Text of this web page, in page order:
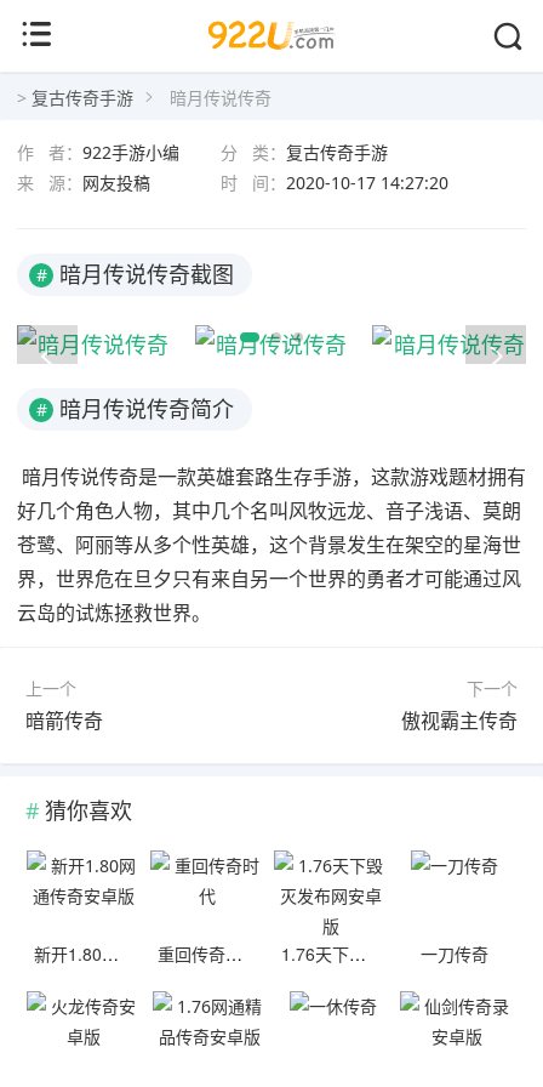
> 复古传奇手游 暗月传说传奇
暗月传说传奇
作 者： 922手游小编 分 类： 复古传奇手游
来 源： 网友投稿 时 间： 2020-10-17 14:27:20
# 暗月传说传奇截图
# 暗月传说传奇简介
暗月传说传奇是一款英雄套路生存手游，这款游戏题材拥有
好几个角色人物，其中几个名叫风牧远龙、音子浅语、莫朗
苍鹭、阿丽等从多个性英雄，这个背景发生在架空的星海世
界，世界危在旦夕只有来自另一个世界的勇者才可能通过风
云岛的试炼拯救世界。
上一个
暗箭传奇
下一个
傲视霸主传奇
猜你喜欢
新开1.80网通传奇安卓版 重回传奇时代 1.76天下毁灭发布网安卓版 一刀传奇